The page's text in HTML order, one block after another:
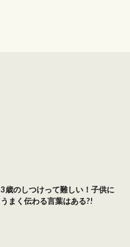
3歳のしつけって難しい！子供に
うまく伝わる言葉はある?!